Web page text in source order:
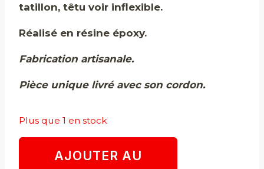
tatillon, têtu voir inflexible.
Réalisé en résine époxy.
Fabrication artisanale.
Pièce unique livré avec son cordon.
Plus que 1 en stock
quantité
AJOUTER AU